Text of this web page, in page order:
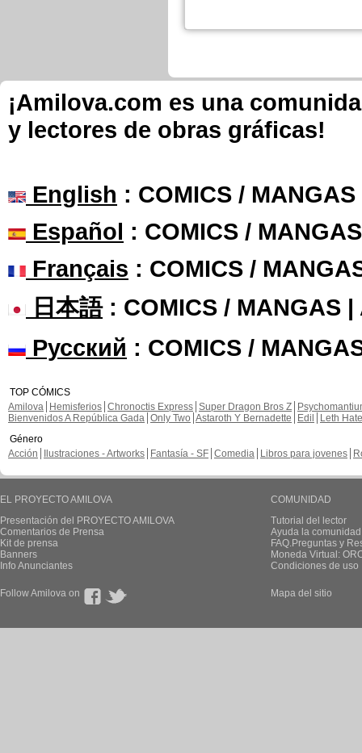
Nueva página de Dos hombres
En Français, chapitre 6, page 10
Angy89 ha publicado estas
Nueva página
En Italiano,
Nueva página
camello
En Italiano,
En Italiano,
En Italiano,